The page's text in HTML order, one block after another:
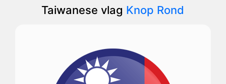
Taiwanese vlag Knop Rond